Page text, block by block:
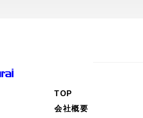
TOP
会社概要